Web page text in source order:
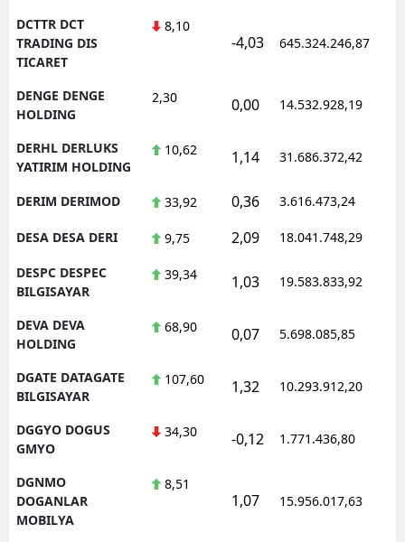
DCTTR DCT
TRADING DIS
TICARET
8,10
-4,03 645.324.246,87
DENGE DENGE
HOLDING
2,30 0,00 14.532.928,19
DERHL DERLUKS
YATIRIM HOLDING
10,62 1,14 31.686.372,42
DERIM DERIMOD 33,92 0,36 3.616.473,24
DESA DESA DERI 9,75 2,09 18.041.748,29
DESPC DESPEC
BILGISAYAR
39,34 1,03 19.583.833,92
DEVA DEVA
HOLDING
68,90 0,07 5.698.085,85
DGATE DATAGATE
BILGISAYAR
107,60 1,32 10.293.912,20
DGGYO DOGUS
GMYO
34,30 -0,12 1.771.436,80
DGNMO
DOGANLAR
MOBILYA
8,51
1,07 15.956.017,63